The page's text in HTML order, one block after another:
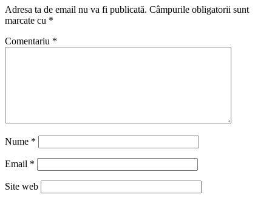
Adresa ta de email nu va fi publicată. Câmpurile obligatorii sunt
marcate cu *
Comentariu *
Nume *
Email *
Site web